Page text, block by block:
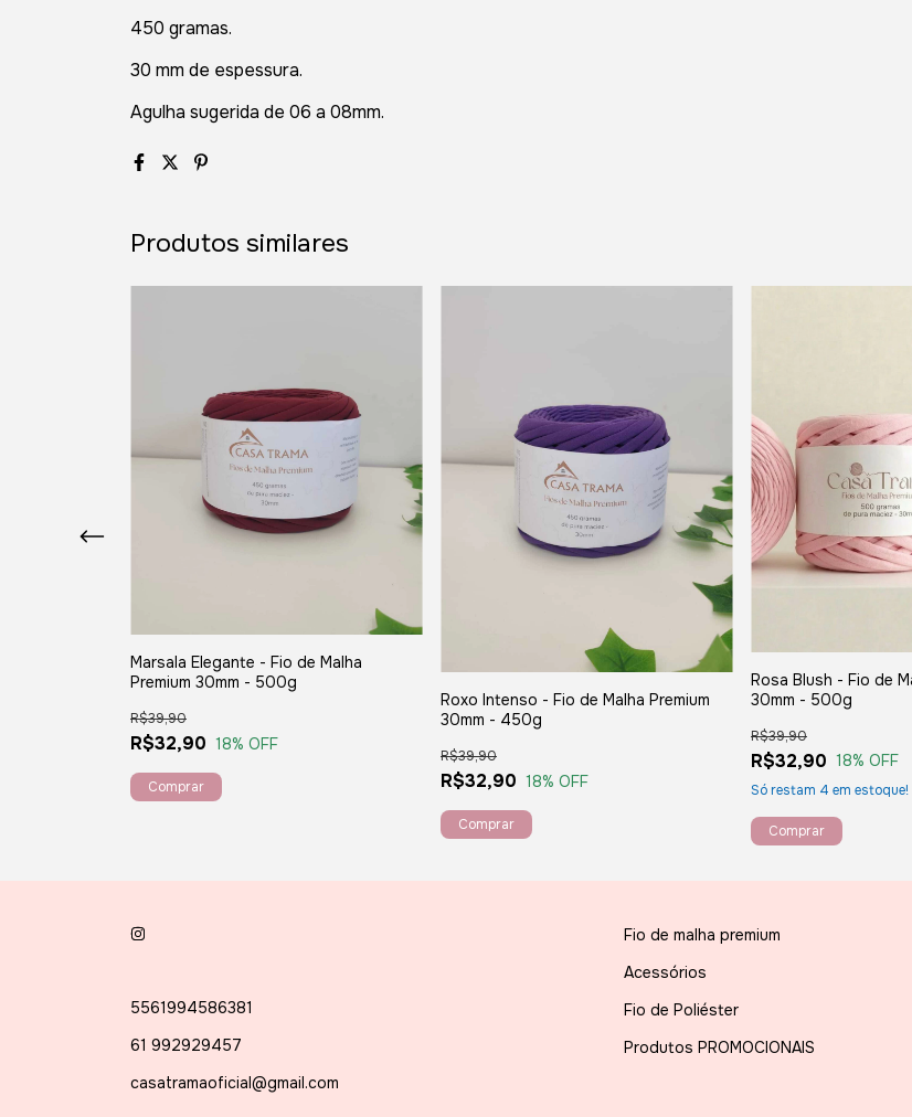
450 gramas.
30 mm de espessura.
Agulha sugerida de 06 a 08mm.
Produtos similares
Marsala Elegante - Fio de Malha
Premium 30mm - 500g
R$32,90
R$39,90
18% OFF
Roxo Intenso - Fio de Malha Premium
30mm - 450g
R$32,90
R$39,90
18% OFF
Rosa Blush - Fio de
30mm - 500g
R$32,90
R$39,90
18% OFF
Só restam 4 em estoque!
5561994586381
61 992929457
casatramaoficial@gmail.com
Fio de malha premium
Acessórios
Fio de Poliéster
Produtos PROMOCIONAIS